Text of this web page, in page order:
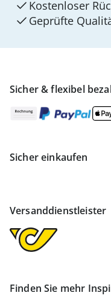
Sicher & flexibel
Sicher einkaufen
Versanddienstleister
Finden Sie mehr
Kostenloser
Geprüfte